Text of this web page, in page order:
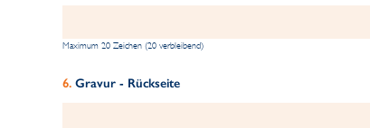
Maximum 20 Zeichen (20 verbleibend)
Gravur - Rückseite